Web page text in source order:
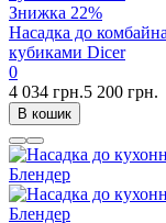
Знижка 22%
Насадка до
кубиками Dicer
0
4 034 грн.5 200 грн.
В кошик